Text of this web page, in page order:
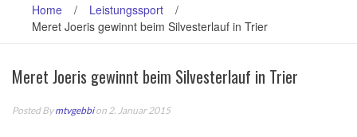
Home / Leistungssport
/
Meret Joeris gewinnt beim Silvesterlauf in Trier
Meret Joeris gewinnt beim Silvesterlauf in Trier
Posted Bymtvgebbion 2. Januar 2015